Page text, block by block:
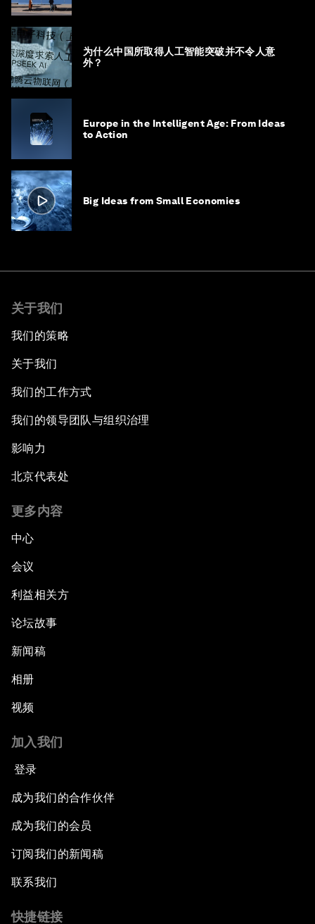
为什么中国所取得人工智能突破并不令人意
外？
Europe in the Intelligent Age: From Ideas
to Action
Big Ideas from Small Economies
关于我们
我们的策略
关于我们
我们的工作方式
我们的领导团队与组织治理
影响力
北京代表处
更多内容
中心
会议
利益相关方
论坛故事
新闻稿
相册
视频
加入我们
登录
成为我们的合作伙伴
成为我们的会员
订阅我们的新闻稿
联系我们
快捷链接